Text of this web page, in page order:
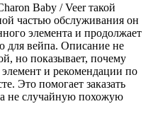
Baby / Veer такой
частью обслуживания он
элемента и продолжает
для вейпа. Описание не
но показывает, почему
и рекомендации по
Это помогает заказать
не случайную похожую